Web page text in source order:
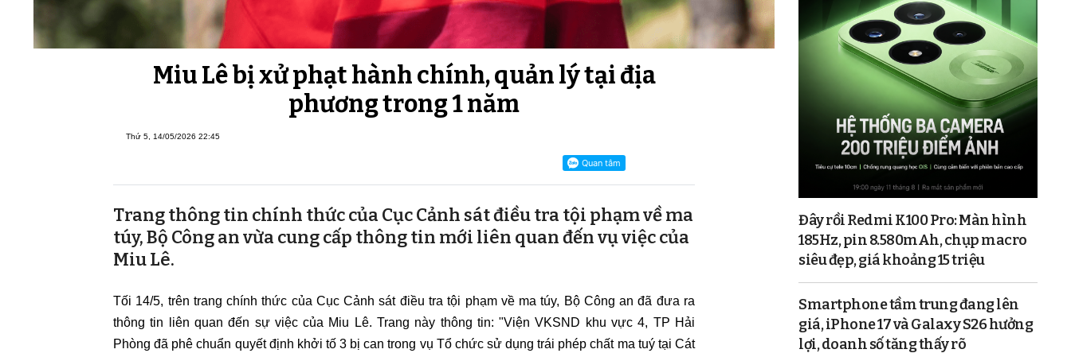
Miu Lê bị xử phạt hành chính, quản lý tại địa
phương trong 1 năm
Thứ 5, 14/05/2026 22:45
Trang thông tin chính thức của Cục Cảnh sát điều tra tội phạm về ma
túy, Bộ Công an vừa cung cấp thông tin mới liên quan đến vụ việc của
Miu Lê.
Tối 14/5, trên trang chính thức của Cục Cảnh sát điều tra tội phạm về ma túy, Bộ Công an đã đưa ra
thông tin liên quan đến sự việc của Miu Lê. Trang này thông tin: "Viện VKSND khu vực 4, TP Hải
Phòng đã phê chuẩn quyết định khởi tố 3 bị can trong vụ Tổ chức sử dụng trái phép chất ma tuý tại Cát
Đây rồi Redmi K100 Pro: Màn hình
185Hz, pin 8.580mAh, chụp macro
siêu đẹp, giá khoảng 15 triệu
Smartphone tầm trung đang lên
giá, iPhone 17 và Galaxy S26 hưởng
lợi, doanh số tăng thấy rõ